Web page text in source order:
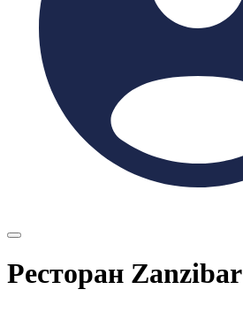
Ресторан Zanzibar